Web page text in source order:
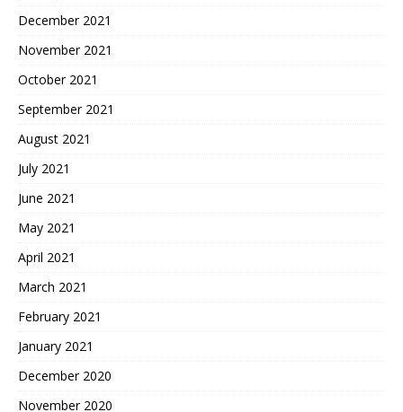
December 2021
November 2021
October 2021
September 2021
August 2021
July 2021
June 2021
May 2021
April 2021
March 2021
February 2021
January 2021
December 2020
November 2020